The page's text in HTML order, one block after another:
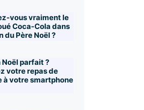
vous vraiment le
Coca-Cola dans
du Père Noël ?
Noël parfait ?
votre repas de
à votre smartphone